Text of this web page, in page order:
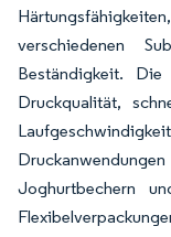
verschiedenen
Beständigkeit. Die
Druckqualität,
Joghurtbechern